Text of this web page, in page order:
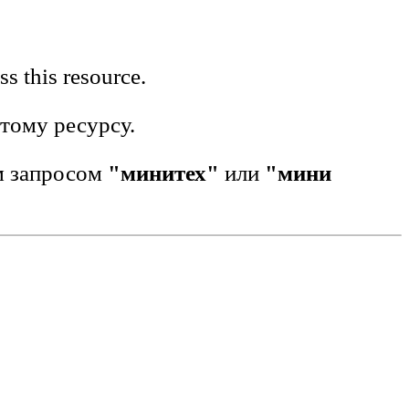
this resource.
ресурсу.
запросом "минитех" или "мини